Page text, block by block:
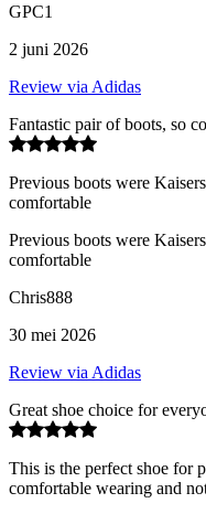
GPC1
2 juni 2026
Review via Adidas
Fantastic pair of boots, so
Previous boots were
comfortable
Previous boots were
comfortable
Chris888
30 mei 2026
Review via Adidas
Great shoe choice for
This is the perfect shoe for
comfortable wearing and